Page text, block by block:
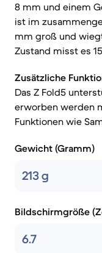
8 mm und einem
ist im
mm groß und
Zustand misst es
Zusätzliche
Das Z Fold5
erworben werden
Funktionen wie
Gewicht (Gramm)
213 g
Bildschirmgröße
6.7